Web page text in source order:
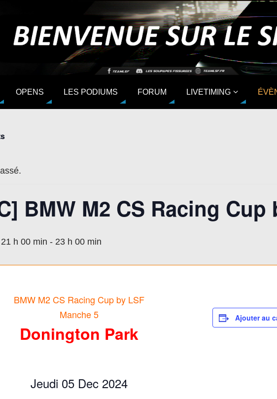
OPENS LES PODIUMS FORUM LIVETIMING
BMW M2 CS Racing Cup
h 00 min - 23 h 00 min
BMW M2 CS Racing Cup by LSF
Manche 5
Donington Park
Jeudi 05 Dec 2024
Ajouter au